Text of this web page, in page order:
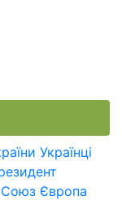
Українці
Союз Європа